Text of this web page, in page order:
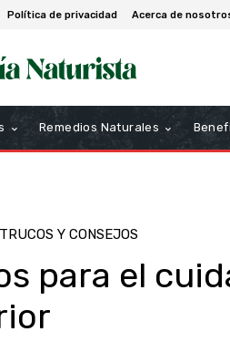
Política de privacidad Acerca de
Remedios Naturales
TRUCOS Y CONSEJOS
para el